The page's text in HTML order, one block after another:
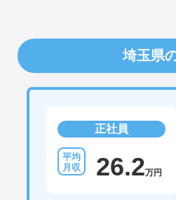
埼玉県
正社員
26.2万円